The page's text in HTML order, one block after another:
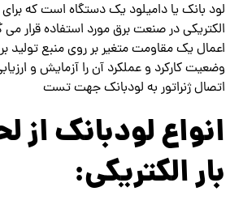
لود بانک یا دامیلود یک دستگاه است که
الکتریکی در صنعت برق مورد استفاده قرار می
اعمال یک مقاومت متغیر بر روی منبع تولید
وضعیت کارکرد و عملکرد آن را آزمایش و
اتصال ژنراتور به لودبانک جهت تست
انواع لودبانک از
بار الکتریکی: